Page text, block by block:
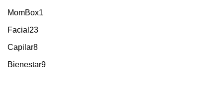
MomBox1
Facial 23
Capilar8
Bienestar9